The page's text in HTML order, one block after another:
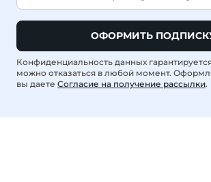
ОФОРМИТЬ
Конфиденциальность данных
можно отказаться в любой момент.
вы даете Согласие на получение рассылки.